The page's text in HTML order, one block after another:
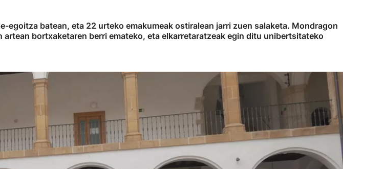
batean, eta 22 urteko emakumeak ostiralean jarri zuen salaketa. Mondragon
bortxaketaren berri emateko, eta elkarretaratzeak egin ditu unibertsitateko